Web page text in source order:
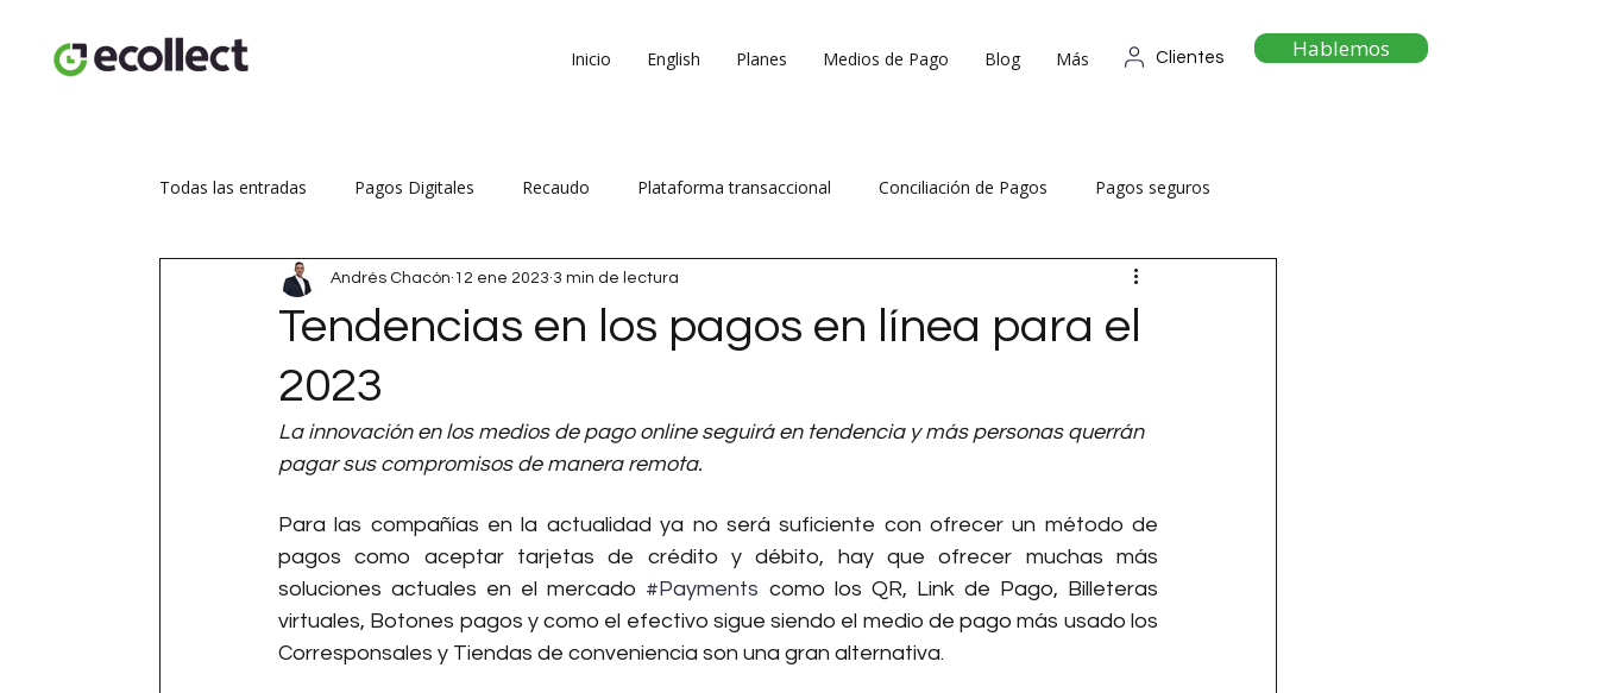
Inicio English Planes Medios de Pago Blog Más Clientes Hablemos
Todas las entradas Pagos Digitales Recaudo Plataforma transaccional Conciliación de Pagos Pagos seguros
Seguridad transaccional Aumenta tus ventas Reduce costos operativos
Tendencias en los pagos en línea para el
2023
Andrés Chacón 12 ene 2023 3 min de lectura
La innovación en los medios de pago online seguirá en tendencia y más personas querrán
pagar sus compromisos de manera remota.
Para las compañías en la actualidad ya no será suficiente con ofrecer un método de
pagos como aceptar tarjetas de crédito y débito, hay que ofrecer muchas más
soluciones actuales en el mercado #Payments como los QR, Link de Pago, Billeteras
virtuales, Botones pagos y como el efectivo sigue siendo el medio de pago más usado los
Corresponsales y Tiendas de conveniencia son una gran alternativa.